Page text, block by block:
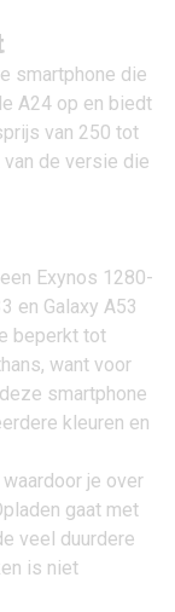
smartphone die
A24 op en biedt
van 250 tot
de versie die
Exynos 1280-
en Galaxy A53
beperkt tot
want voor
smartphone
kleuren en
je over
gaat met
veel duurdere
is niet